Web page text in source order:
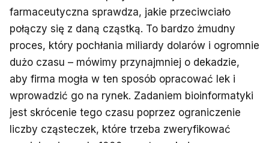
farmaceutyczna sprawdza, jakie przeciwciało
połączy się z daną cząstką. To bardzo żmudny
proces, który pochłania miliardy dolarów i ogromnie
dużo czasu – mówimy przynajmniej o dekadzie,
aby firma mogła w ten sposób opracować lek i
wprowadzić go na rynek. Zadaniem bioinformatyki
jest skrócenie tego czasu poprzez ograniczenie
liczby cząsteczek, które trzeba zweryfikować